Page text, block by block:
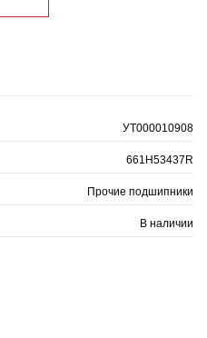
УТ000010908
661H53437R
Прочие подшипники
В наличии